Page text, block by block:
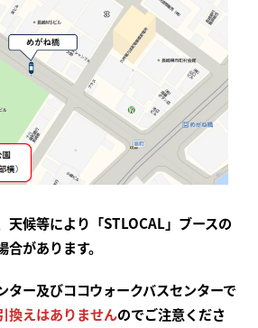
候等により「STLOCAL」ブースの
があります。
ー及びココウォークバスセンターで
換えはありませんのでご注意くださ